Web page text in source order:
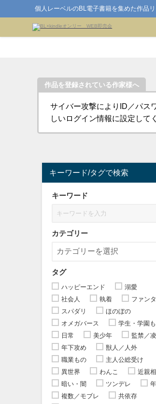
個人レーベルのBL電子書籍を集めた作品
作品を登録されている作家様へ
サイバー攻撃によりID／パス
しいログイン情報に設定して
キーワード/タグで検索
キーワード
カテゴリー
タグ
ハッピーエンド
溺愛
社会人
執着
ファン
スパダリ
ほのぼの
オメガバース
学生・学園
日常
美少年
監禁／
年下攻め
獣人／人外
職業もの
主人公総受け
異世界
わんこ
近親
暗い・闇
ツンデレ
複数／モブレ
共依存